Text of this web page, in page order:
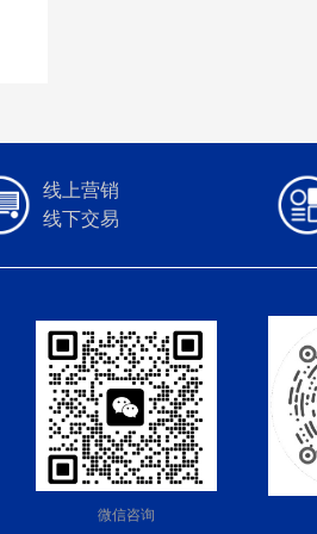
线上营销
线下交易
微信咨询